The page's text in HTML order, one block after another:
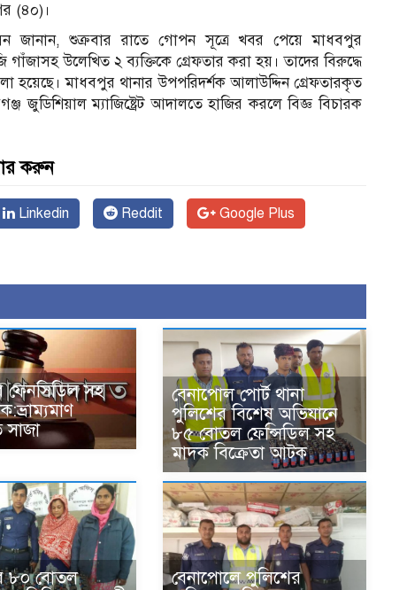
(৪০)।
জানান, শুক্রবার রাতে গোপন সূত্রে খবর পেয়ে মাধবপুর
উলে­খিত ২ ব্যক্তিকে গ্রেফতার করা হয়। তাদের বিরুদ্ধে
হয়েছে। মাধবপুর থানার উপপরিদর্শক আলাউদ্দিন গ্রেফতারকৃত
ম্যাজিষ্ট্রেট আদালতে হাজির করলে বিজ্ঞ বিচারক
করুন
Linkedin Reddit Google Plus
ফেনসিডিল সহ
বেনাপোল পোর্ট থানা
পুলিশের বিশেষ অভিযানে
৮৫ বোতল ফেন্সিডিল সহ
মাদক বিক্রেতা আটক
৮০ বোতল
বেনাপোলে পুলিশের